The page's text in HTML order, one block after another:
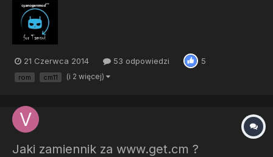
temu telefon dostanie "kopa". Odblokowany Bootloader jest
WYMAGANY! Jeżeli się zastanawiasz co to znaczy,...
21 Czerwca 2014 53 odpowiedzi 5
rom cm11 (i 2 więcej)
Jaki zamiennik za www.get.cm ?